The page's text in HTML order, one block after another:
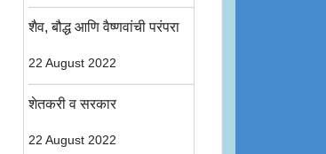
शैव, बौद्ध आणि वैष्णवांची परंपरा
22 August 2022
शेतकरी व सरकार
22 August 2022